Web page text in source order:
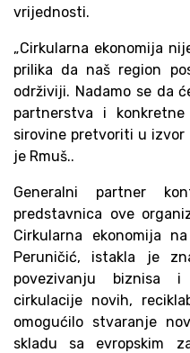
vrijednosti.
„Cirkularna ekonomija
prilika da naš region
održiviji. Nadamo se da
partnerstva i
sirovine pretvoriti u izvor
je Rmuš..
Generalni partner
predstavnica ove
Cirkularna ekonomija
Peruničić, istakla je
povezivanju biznisa i
cirkulacije novih,
omogućilo stvaranje
skladu sa evropskim